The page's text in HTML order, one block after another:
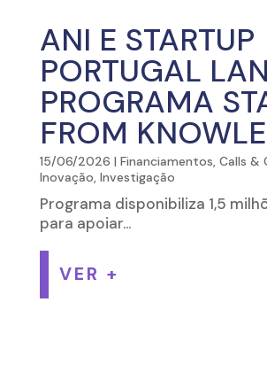
ANI E STARTUP
PORTUGAL
PROGRAMA
FROM
15/06/2026 | Financiamentos, Calls &
Inovação, Investigação
Programa disponibiliza 1,5
para apoiar...
VER +